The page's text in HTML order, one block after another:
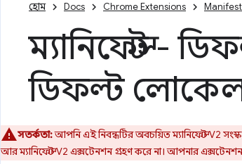
হোম Docs Chrome Extensions
ম্যানিফেস্ট -
ডিফল্ট
সতর্কতা:আপনি এই নিবন্ধটির অবচয়িত ম্যানিফেস্ট V2
আর ম্যানিফেস্ট V2 এক্সটেনশন গ্রহণ করে না। আপনার